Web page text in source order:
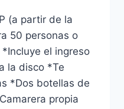
(a partir de la
50 personas o
el ingreso
la disco *Te
*Dos botellas de
propia